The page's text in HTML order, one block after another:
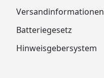
Versandinformationen
Batteriegesetz
Hinweisgebersystem